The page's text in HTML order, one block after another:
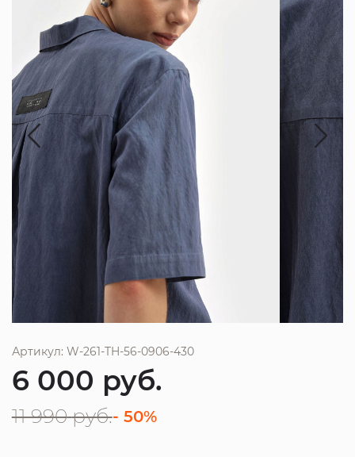
Артикул: W-261-TH-56-0906-430
6 000 руб.
11 990 руб.- 50%